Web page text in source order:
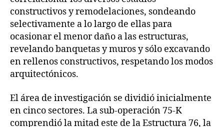
constructivos y remodelaciones, sondeando
selectivamente a lo largo de ellas para
ocasionar el menor daño a las estructuras,
revelando banquetas y muros y sólo excavando
en rellenos constructivos, respetando los modos
arquitectónicos.
El área de investigación se dividió inicialmente
en cinco sectores. La sub-operación 75-K
comprendió la mitad este de la Estructura 76, la